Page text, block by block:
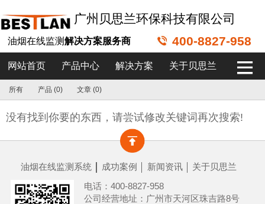
广州贝思兰环保科技有限公司
油烟在线监测解决方案服务商 400-8827-958
网站首页 产品中心 解决方案 关于贝思兰
所有 产品 (0) 文章 (0)
没有找到你要的东西，请尝试修改关键词再次搜索!
油烟在线监测系统 成功案例 新闻资讯 关于贝思兰
电话：400-8827-958
公司经营地址：广州市天河区珠吉路8号